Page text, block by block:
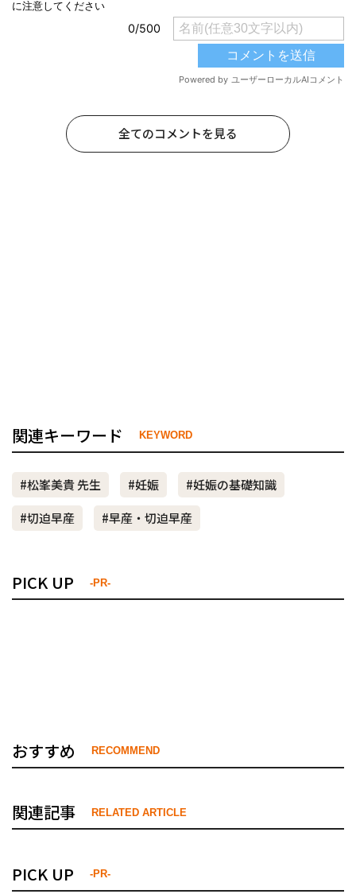
全てのコメントを見る
関連キーワード KEYWORD
#松峯美貴 先生 #妊娠
#妊娠の基礎知識
#切迫早産
#早産・切迫早産
PICK UP -PR-
おすすめ RECOMMEND
関連記事 RELATED ARTICLE
PICK UP -PR-